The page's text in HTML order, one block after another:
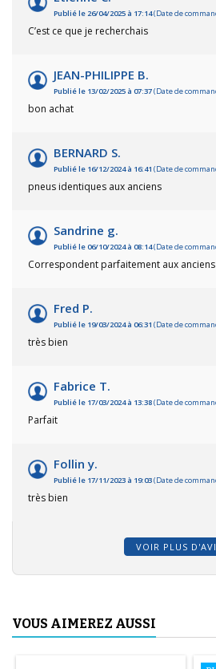
Publié le 26/04/2025 à 17:14(Date de
C’est ce que je recherchais
JEAN-PHILIPPE B.
Publié le 13/02/2025 à 07:37(Date de
bon achat
BERNARD S.
Publié le 16/12/2024 à 16:41 (Date de
pneus identiques aux anciens
Sandrine g.
Publié le 06/10/2024 à 08:14(Date de
Correspondent parfaitement aux
Fred P.
Publié le 19/03/2024 à 06:31 (Date de
très bien
Fabrice T.
Publié le 17/03/2024 à 13:38(Date de
Parfait
Follin y.
Publié le 17/11/2023 à 19:03(Date de
très bien
VOIR PLUS
VOUS AIMEREZ AUSSI